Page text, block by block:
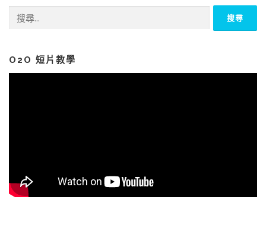
字:
O2O 短片教學